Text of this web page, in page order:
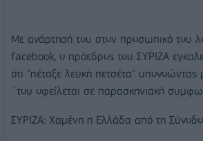
Με ανάρτησή του στον προσωπικό του
facebook, ο πρόεδρος του ΣΥΡΙΖΑ
ότι "πέταξε λευκή πετσέτα" υπονοώντας
΄του οφείλεται σε παρασκηνιακή
ΣΥΡΙΖΑ: Χαμένη η Ελλάδα από τη